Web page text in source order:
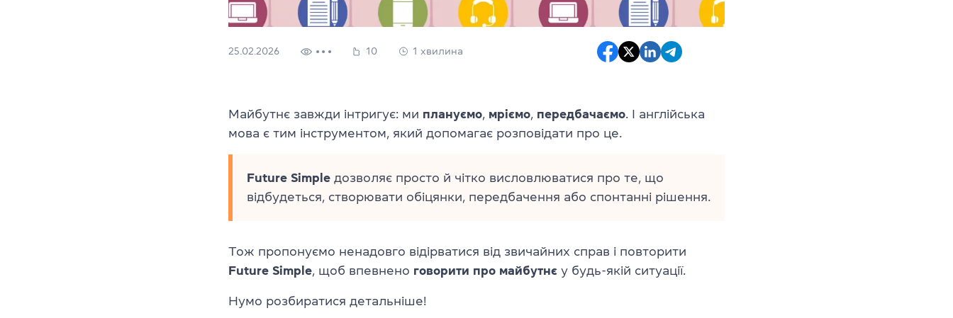
25.02.2026 10 1 хвилина
Майбутнє завжди інтригує: ми плануємо, мріємо, передбачаємо. І англійська
мова є тим інструментом, який допомагає розповідати про це.
Future Simple дозволяє просто й чітко висловлюватися про те, що
відбудеться, створювати обіцянки, передбачення або спонтанні рішення.
Тож пропонуємо ненадовго відірватися від звичайних справ і повторити
Future Simple, щоб впевнено говорити про майбутнє у будь-якій ситуації.
Нумо розбиратися детальніше!